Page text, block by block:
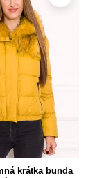
krátka bunda